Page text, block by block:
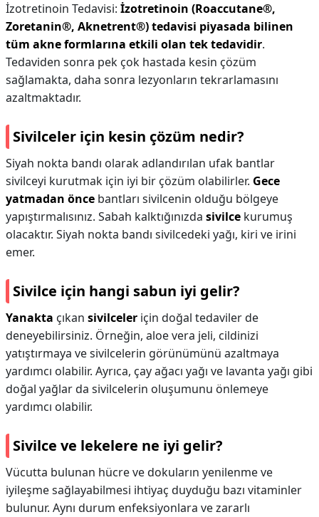
İzotretinoin Tedavisi: İzotretinoin (Roaccutane®,
Zoretanin®, Aknetrent®) tedavisi piyasada bilinen
tüm akne formlarına etkili olan tek tedavidir.
Tedaviden sonra pek çok hastada kesin çözüm
sağlamakta, daha sonra lezyonların tekrarlamasını
azaltmaktadır.
Sivilceler için kesin çözüm nedir?
Siyah nokta bandı olarak adlandırılan ufak bantlar
sivilceyi kurutmak için iyi bir çözüm olabilirler. Gece
yatmadan önce bantları sivilcenin olduğu bölgeye
yapıştırmalısınız. Sabah kalktığınızda sivilce kurumuş
olacaktır. Siyah nokta bandı sivilcedeki yağı, kiri ve irini
emer.
Sivilce için hangi sabun iyi gelir?
Yanakta çıkan sivilceler için doğal tedaviler de
deneyebilirsiniz. Örneğin, aloe vera jeli, cildinizi
yatıştırmaya ve sivilcelerin görünümünü azaltmaya
yardımcı olabilir. Ayrıca, çay ağacı yağı ve lavanta yağı gibi
doğal yağlar da sivilcelerin oluşumunu önlemeye
yardımcı olabilir.
Sivilce ve lekelere ne iyi gelir?
Vücutta bulunan hücre ve dokuların yenilenme ve
iyileşme sağlayabilmesi ihtiyaç duyduğu bazı vitaminler
bulunur. Aynı durum enfeksiyonlara ve zararlı